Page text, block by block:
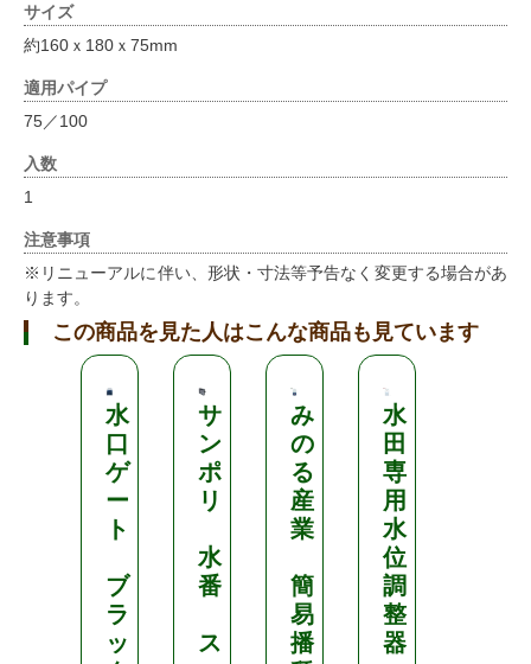
サイズ
約160ｘ180ｘ75mm
適用パイプ
75／100
入数
1
注意事項
※リニューアルに伴い、形状・寸法等予告なく変更する場合があ
ります。
この商品を見た人はこんな商品も見ています
水
口
ゲ
ー
ト
ブ
ラ
ッ
サ
ン
ポ
リ
水
番
ス
み
の
る
産
業
簡
易
播
水
田
専
用
水
位
調
整
器